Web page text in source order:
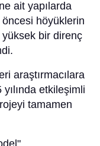
ait yapılarda
höyüklerin
yüksek bir direnç
araştırmacılara
etkileşimli
tamamen